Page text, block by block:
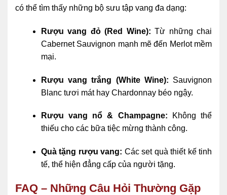
có thể tìm thấy những bộ sưu tập vang đa dạng:
Rượu vang đỏ (Red Wine): Từ những chai
Cabernet Sauvignon mạnh mẽ đến Merlot mềm
mại.
Rượu vang trắng (White Wine): Sauvignon
Blanc tươi mát hay Chardonnay béo ngậy.
Rượu vang nổ & Champagne: Không thể
thiếu cho các bữa tiệc mừng thành công.
Quà tặng rượu vang: Các set quà thiết kế tinh
tế, thể hiện đẳng cấp của người tặng.
FAQ – Những Câu Hỏi Thường Gặp